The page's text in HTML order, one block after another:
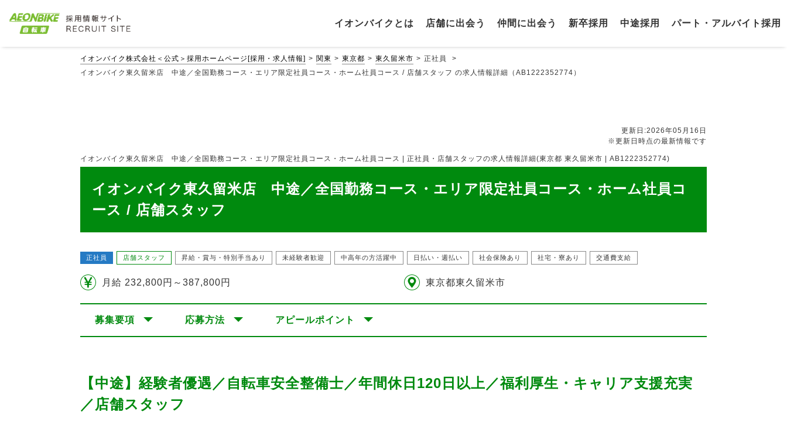
イオンバイクとは 店舗に出会う 仲間に出会う 新卒採用 中途採用 パート・アルバイト採用
イオンバイク株式会社＜公式＞採用ホームページ[採用・求人情報] 関東 東京都 東久留米市
正社員
イオンバイク東久留米店 中途／全国勤務コース・エリア限定社員コース・ホーム社員コース / 店舗スタッフ の求人情報詳細（AB1222352774）
更新日:2026年05月16日
※更新日時点の最新情報です
イオンバイク東久留米店 中途／全国勤務コース・エリア限定社員コース・ホーム社員コース | 正社員・店舗スタッフの求人情報詳細(東京都 東久留米市 | AB1222352774)
イオンバイク東久留米店 中途／全国勤務コース・エリア限定社員コース・ホーム社員コ
ース / 店舗スタッフ
正社員 店舗スタッフ 昇給・賞与・特別手当あり 未経験者歓迎 中高年の方活躍中 日払い・週払い 社会保険あり 社宅・寮あり 交通費支給
月給 232,800円～387,800円 東京都東久留米市
募集要項 応募方法 アピールポイント
【中途】経験者優遇／自転車安全整備士／年間休日120日以上／福利厚生・キャリア支援充実
／店舗スタッフ